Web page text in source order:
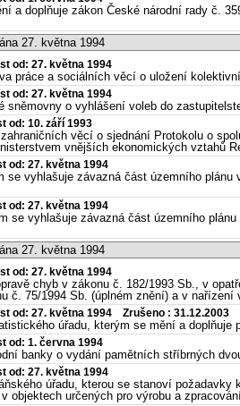
a doplňuje zákon České národní rady č.
27. května 1994
od: 27. května 1994
práce a sociálních věcí o uložení
od: 27. května 1994
sněmovny o vyhlášení voleb do
od: 10. září 1993
věcí o sjednání Protokolu o
vnějších ekonomických vztahů
od: 27. května 1994
se vyhlašuje závazná část územního
od: 27. května 1994
se vyhlašuje závazná část územního
27. května 1994
od: 27. května 1994
chyb v zákonu č. 182/1993 Sb., v
č. 75/1994 Sb. (úplném znění) a v nařízení
od: 27. května 1994 Zrušeno : 31.12.2003
úřadu, kterým se mění a
od: 1. června 1994
banky o vydání pamětních stříbrných
od: 27. května 1994
úřadu, kterou se stanoví
objektech určených pro výrobu a